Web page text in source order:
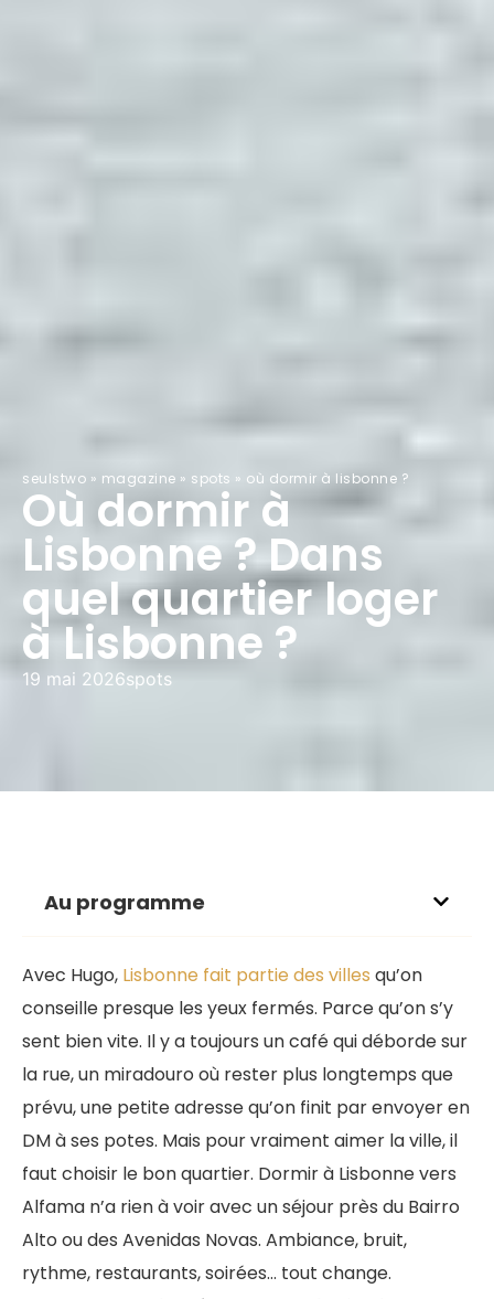
seulstwo » magazine » spots » où dormir à lisbonne ?
Où dormir à
Lisbonne ? Dans
quel quartier loger
à Lisbonne ?
19 mai 2026spots
Au programme
Avec Hugo, Lisbonne fait partie des villes qu’on
conseille presque les yeux fermés. Parce qu’on s’y
sent bien vite. Il y a toujours un café qui déborde sur
la rue, un miradouro où rester plus longtemps que
prévu, une petite adresse qu’on finit par envoyer en
DM à ses potes. Mais pour vraiment aimer la ville, il
faut choisir le bon quartier. Dormir à Lisbonne vers
Alfama n’a rien à voir avec un séjour près du Bairro
Alto ou des Avenidas Novas. Ambiance, bruit,
rythme, restaurants, soirées… tout change.